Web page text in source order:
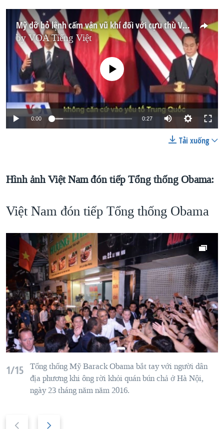
Mỹ dỡ bỏ lệnh cấm vận vũ khí đối với cựu thù Việt Nam
byVOA Tiếng Việt
No media source currently available
0:00 0:27
Tải xuống
Hình ảnh Việt Nam đón tiếp Tổng thống Obama:
Việt Nam đón tiếp Tổng thống Obama
1/15 Tổng thống MỹBarackObamabắt tayvớingười dân
địa phươngkhi ôngrời khỏiquánbún chả ởHà Nội,
ngày 23 tháng nămnăm 2016.